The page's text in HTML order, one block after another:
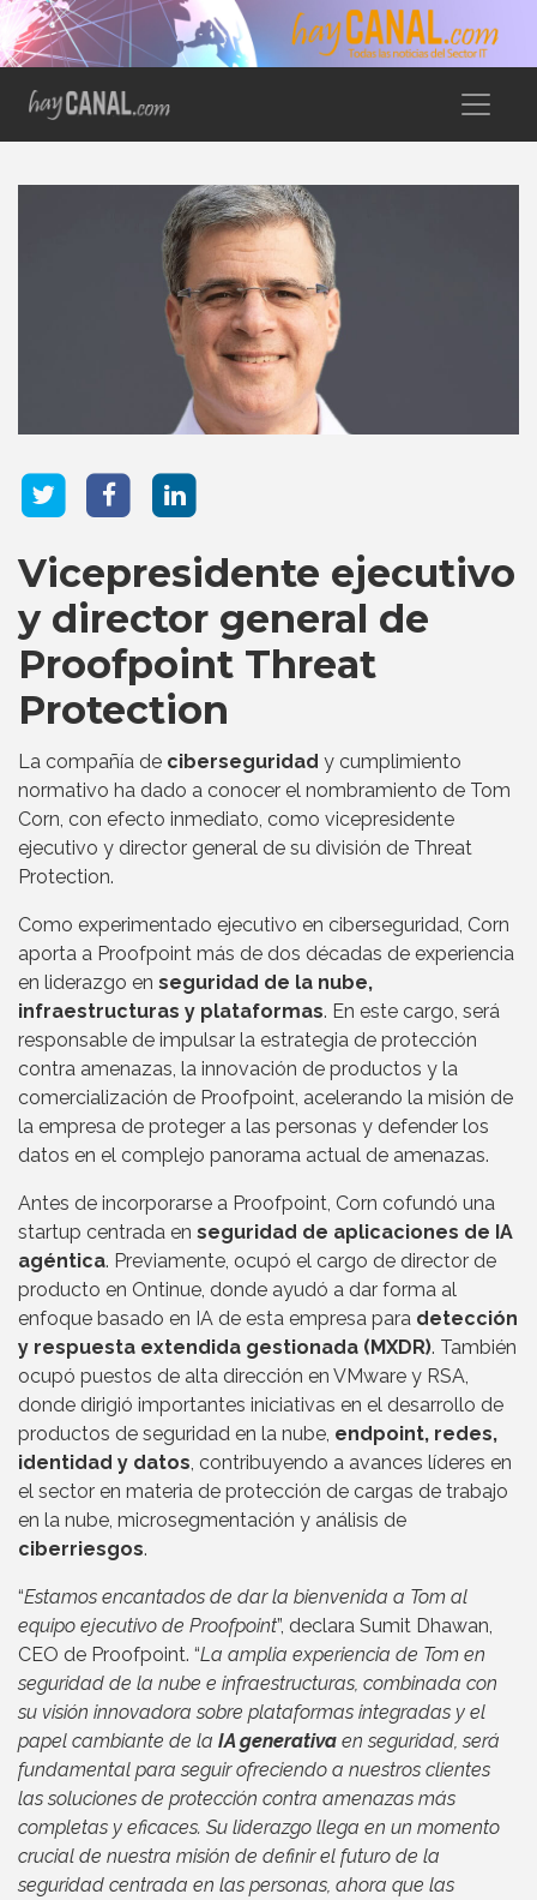
Vicepresidente ejecutivo
y director general de
Proofpoint Threat
Protection
La compañía de ciberseguridad y cumplimiento
normativo ha dado a conocer el nombramiento de Tom
Corn, con efecto inmediato, como vicepresidente
ejecutivo y director general de su división de Threat
Protection.
Como experimentado ejecutivo en ciberseguridad, Corn
aporta a Proofpoint más de dos décadas de experiencia
en liderazgo en seguridad de la nube,
infraestructuras y plataformas. En este cargo, será
responsable de impulsar la estrategia de protección
contra amenazas, la innovación de productos y la
comercialización de Proofpoint, acelerando la misión de
la empresa de proteger a las personas y defender los
datos en el complejo panorama actual de amenazas.
Antes de incorporarse a Proofpoint, Corn cofundó una
startup centrada en seguridad de aplicaciones de IA
agéntica. Previamente, ocupó el cargo de director de
producto en Ontinue, donde ayudó a dar forma al
enfoque basado en IA de esta empresa para detección
y respuesta extendida gestionada (MXDR). También
ocupó puestos de alta dirección en VMware y RSA,
donde dirigió importantes iniciativas en el desarrollo de
productos de seguridad en la nube, endpoint, redes,
identidad y datos , contribuyendo a avances líderes en
el sector en materia de protección de cargas de trabajo
en la nube, microsegmentación y análisis de
ciberriesgos.
“Estamos encantados de dar la bienvenida a Tom al
equipo ejecutivo de Proofpoint”, declara Sumit Dhawan,
CEO de Proofpoint. “La amplia experiencia de Tom en
seguridad de la nube e infraestructuras, combinada con
su visión innovadora sobre plataformas integradas y el
papel cambiante de la IA generativa en seguridad, será
fundamental para seguir ofreciendo a nuestros clientes
las soluciones de protección contra amenazas más
completas y eficaces. Su liderazgo llega en un momento
crucial de nuestra misión de definir el futuro de la
seguridad centrada en las personas, ahora que las